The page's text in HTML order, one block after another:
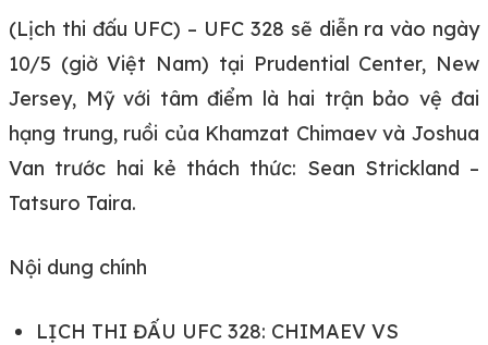
(Lịch thi đấu UFC) – UFC 328 sẽ diễn ra vào ngày
10/5 (giờ Việt Nam) tại Prudential Center, New
Jersey, Mỹ với tâm điểm là hai trận bảo vệ đai
hạng trung, ruồi của Khamzat Chimaev và Joshua
Van trước hai kẻ thách thức: Sean Strickland –
Tatsuro Taira.
Nội dung chính
LỊCH THI ĐẤU UFC 328: CHIMAEV VS